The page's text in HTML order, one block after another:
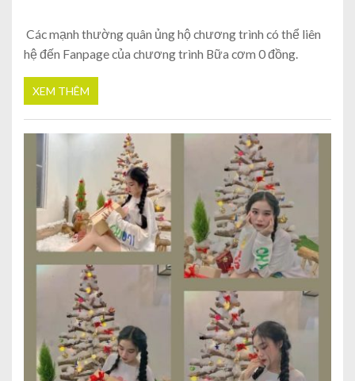
Các mạnh thường quân ủng hộ chương trình có thể liên
hệ đến Fanpage của chương trình Bữa cơm 0 đồng.
XEM THÊM